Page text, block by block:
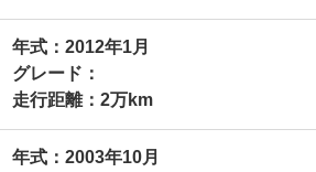
年式：2012年1月
グレード：
走行距離：2万km
年式：2003年10月